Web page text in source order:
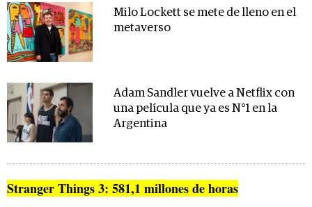
Milo Lockett se mete de lleno en el
metaverso
Adam Sandler vuelve a Netflix con
una película que ya es N°1 en la
Argentina
Stranger Things 3: 581,1 millones de horas